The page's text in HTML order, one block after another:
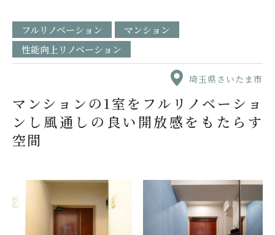
フルリノベーション
マンション
性能向上リノベーション
埼玉県さいたま市
マンションの1室をフルリノベーショ
ンし風通しの良い開放感をもたらす
空間